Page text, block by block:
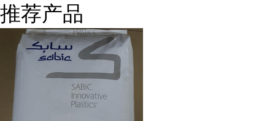
推荐产品